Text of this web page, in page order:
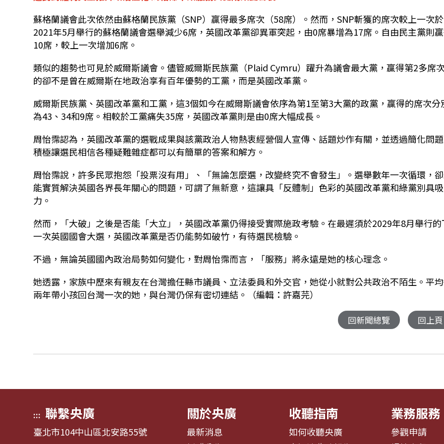
蘇格蘭議會此次依然由蘇格蘭民族黨（SNP）贏得最多席次（58席）。然而，SNP斬獲的席次較上一次於
2021年5月舉行的蘇格蘭議會選舉減少6席，英國改革黨卻異軍突起，由0席暴增為17席。自由民主黨則
10席，較上一次增加6席。
類似的趨勢也可見於威爾斯議會。儘管威爾斯民族黨（Plaid Cymru）躍升為議會最大黨，贏得第2多席
的卻不是曾在威爾斯在地政治享有百年優勢的工黨，而是英國改革黨。
威爾斯民族黨、英國改革黨和工黨，這3個如今在威爾斯議會依序為第1至第3大黨的政黨，贏得的席次分
為43、34和9席。相較於工黨痛失35席，英國改革黨則是由0席大幅成長。
周怡霈認為，英國改革黨的選戰成果與該黨政治人物熱衷經營個人宣傳、話題炒作有關，並透過簡化問題
積極讓選民相信各種疑難雜症都可以有簡單的答案和解方。
周怡霈說，許多民眾抱怨「投票沒有用」、「無論怎麼選，改變終究不會發生」。選舉數年一次循環，
能實質解決英國各界長年關心的問題，可謂了無新意，這讓具「反體制」色彩的英國改革黨和綠黨別具
力。
然而，「大破」之後是否能「大立」，英國改革黨仍得接受實際施政考驗。在最遲須於2029年8月舉行的
一次英國國會大選，英國改革黨是否仍能勢如破竹，有待選民檢驗。
不過，無論英國國內政治局勢如何變化，對周怡霈而言，「服務」將永遠是她的核心理念。
她透露，家族中歷來有親友在台灣擔任縣市議員、立法委員和外交官，她從小就對公共政治不陌生。平
兩年帶小孩回台灣一次的她，與台灣仍保有密切連結。（編輯：許嘉芫）
回新聞總覽 回上頁
::: 聯繫央廣
臺北市104中山區北安路55號
關於央廣
最新消息
收聽指南
如何收聽央廣
業務服務
參觀申請